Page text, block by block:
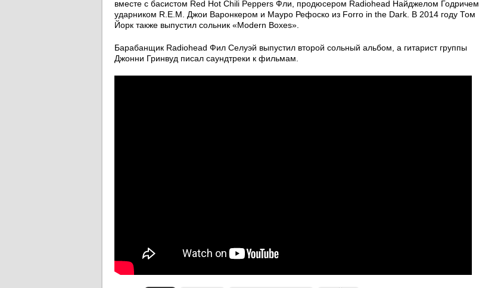
вместе с басистом Red Hot Chili Peppers Фли, продюсером Radiohead Найджелом Годричем,
ударником R.E.M. Джои Варонкером и Мауро Рефоско из Forro in the Dark. В 2014 году Том
Йорк также выпустил сольник «Modern Boxes».
Барабанщик Radiohead Фил Селуэй выпустил второй сольный альбом, а гитарист группы
Джонни Гринвуд писал саундтреки к фильмам.